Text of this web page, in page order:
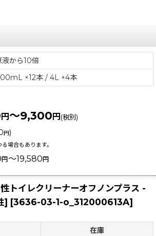
液から10倍
×12本 / 4L ×4本
円 ～9,300 円 (税別)
円)
場合もあります。
円 ～19,580 円
トイレクリーナーオフノンプラス -
] [3636-03-1-o_312000613A]
在庫